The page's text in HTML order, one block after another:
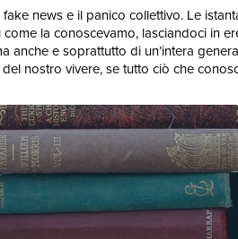
news e il panico collettivo. Le
la conoscevamo, lasciandoci
e soprattutto di un’intera
nostro vivere, se tutto ciò che